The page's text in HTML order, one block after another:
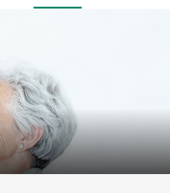
United States
Canada, English
Canada, Français
China
Colombia
Denmark
Russia